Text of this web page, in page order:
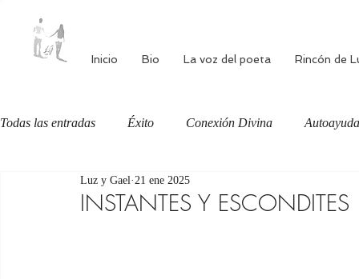
Inicio Bio La voz del poeta Rincón de
Todas las entradas Éxito Conexión Divina Autoayuda
Autoestima Alimentación consciente
INSTANTES Y ESCONDITES
Luz y Gael 21 ene 2025